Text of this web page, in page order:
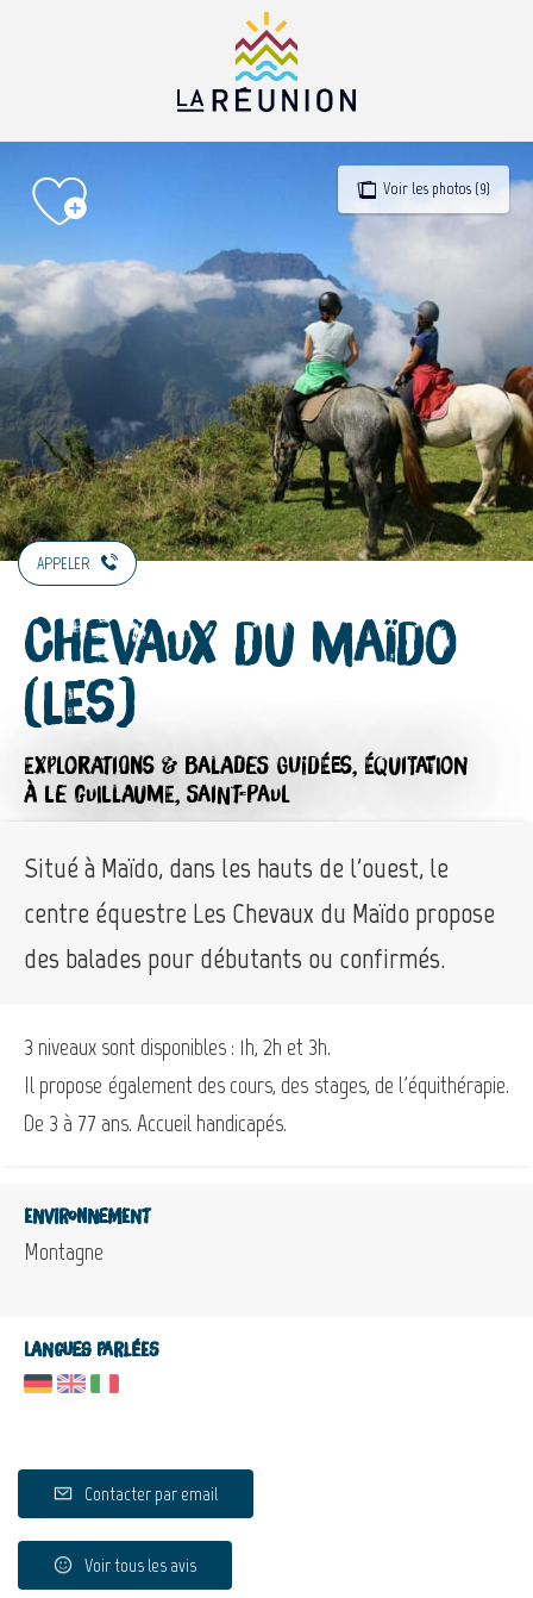
Voir les photos (9)
APPELER
Chevaux du Maïdo
(Les)
EXPLORATIONS & BALADES GUIDÉES, ÉQUITATION
À LE GUILLAUME, SAINT-PAUL
Situé à Maïdo, dans les hauts de l'ouest, le
centre équestre Les Chevaux du Maïdo propose
des balades pour débutants ou confirmés.
3 niveaux sont disponibles : 1h, 2h et 3h.
Il propose également des cours, des stages, de l'équithérapie.
De 3 à 77 ans. Accueil handicapés.
Environnement
Montagne
Langues parlées
Contacter par email
Voir tous les avis